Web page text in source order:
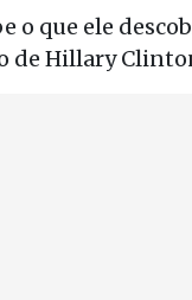
o que ele
de Hillary